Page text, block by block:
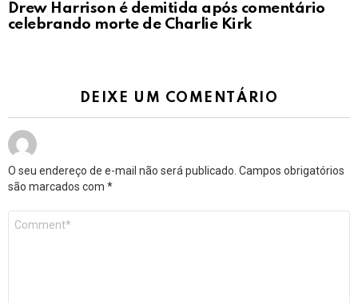
Drew Harrison é demitida após comentário
celebrando morte de Charlie Kirk
DEIXE UM COMENTÁRIO
O seu endereço de e-mail não será publicado. Campos obrigatórios
são marcados com *